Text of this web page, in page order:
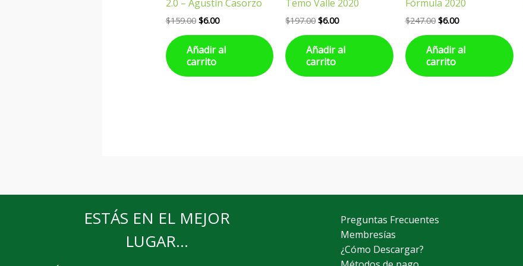
2.0 – Agustín Casorzo
$159.00 $6.00
Añadir al
carrito
Temo Valle 2020
$197.00 $6.00
Añadir al
carrito
Fórmula 2020
$247.00 $6.00
Añadir al
carrito
ESTÁS EN EL MEJOR
LUGAR...
Preguntas Frecuentes
Membresías
¿Cómo Descargar?